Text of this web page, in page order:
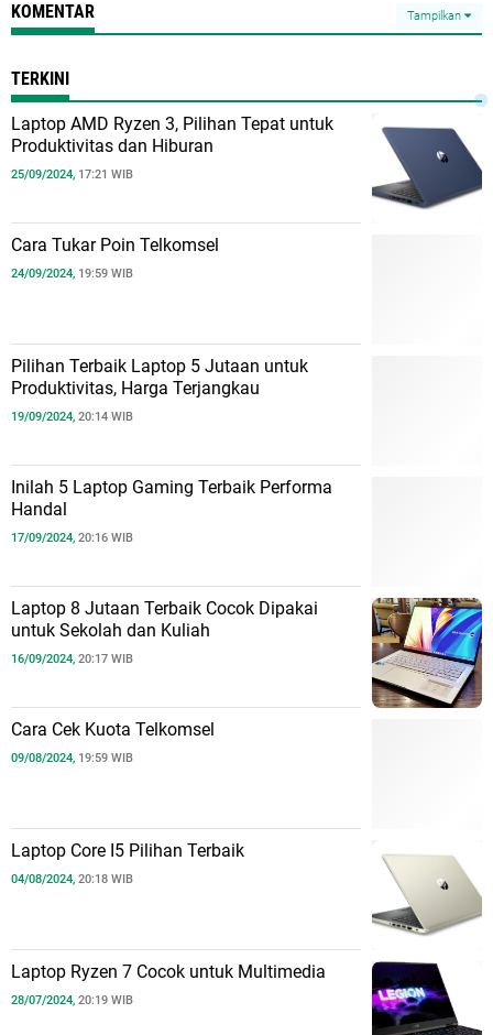
KOMENTAR Tampilkan
TERKINI
Laptop AMD Ryzen 3, Pilihan Tepat untuk
Produktivitas dan Hiburan
25/09/2024, 17:21 WIB
Cara Tukar Poin Telkomsel
24/09/2024, 19:59 WIB
Pilihan Terbaik Laptop 5 Jutaan untuk
Produktivitas, Harga Terjangkau
19/09/2024, 20:14 WIB
Inilah 5 Laptop Gaming Terbaik Performa
Handal
17/09/2024, 20:16 WIB
Laptop 8 Jutaan Terbaik Cocok Dipakai
untuk Sekolah dan Kuliah
16/09/2024, 20:17 WIB
Cara Cek Kuota Telkomsel
09/08/2024, 19:59 WIB
Laptop Core I5 Pilihan Terbaik
04/08/2024, 20:18 WIB
Laptop Ryzen 7 Cocok untuk Multimedia
28/07/2024, 20:19 WIB